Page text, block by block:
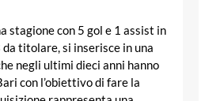
stagione con 5 gol e 1 assist in
titolare, si inserisce in una
negli ultimi dieci anni hanno
con l’obiettivo di fare la